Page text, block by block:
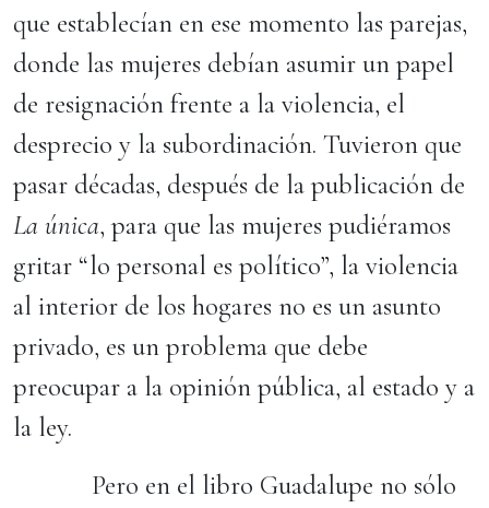
que establecían en ese momento las parejas,
donde las mujeres debían asumir un papel
de resignación frente a la violencia, el
desprecio y la subordinación. Tuvieron que
pasar décadas, después de la publicación de
La única, para que las mujeres pudiéramos
gritar “lo personal es político”, la violencia
al interior de los hogares no es un asunto
privado, es un problema que debe
preocupar a la opinión pública, al estado y a
la ley.
Pero en el libro Guadalupe no sólo